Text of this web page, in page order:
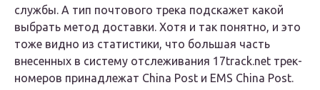
службы. А тип почтового трека подскажет какой
выбрать метод доставки. Хотя и так понятно, и это
тоже видно из статистики, что большая часть
внесенных в систему отслеживания 17track.net трек-
номеров принадлежат China Post и EMS China Post.